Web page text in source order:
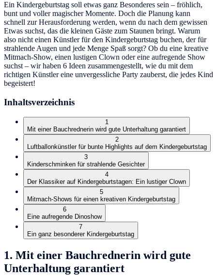
Ein Kindergeburtstag soll etwas ganz Besonderes sein – fröhlich,
bunt und voller magischer Momente. Doch die Planung kann
schnell zur Herausforderung werden, wenn du nach dem gewissen
Etwas suchst, das die kleinen Gäste zum Staunen bringt. Warum
also nicht einen Künstler für den Kindergeburtstag buchen, der für
strahlende Augen und jede Menge Spaß sorgt? Ob du eine kreative
Mitmach-Show, einen lustigen Clown oder eine aufregende Show
suchst – wir haben 6 Ideen zusammengestellt, wie du mit dem
richtigen Künstler eine unvergessliche Party zauberst, die jedes Kind
begeistert!
Inhaltsverzeichnis
1
Mit einer Bauchrednerin wird gute Unterhaltung garantiert
2
Luftballonkünstler für bunte Highlights auf dem Kindergeburtstag
3
Kinderschminken für strahlende Gesichter
4
Der Klassiker auf Kindergeburtstagen: Ein lustiger Clown
5
Mitmach-Shows für einen kreativen Kindergeburtstag
6
Eine aufregende Dinoshow
7
Ein ganz besonderer Kindergeburtstag
1. Mit einer Bauchrednerin wird gute
Unterhaltung garantiert